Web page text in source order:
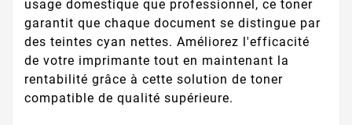
usage domestique que professionnel, ce toner
garantit que chaque document se distingue par
des teintes cyan nettes. Améliorez l'efficacité
de votre imprimante tout en maintenant la
rentabilité grâce à cette solution de toner
compatible de qualité supérieure.